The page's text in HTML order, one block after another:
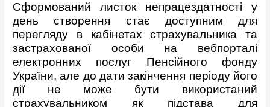
Сформований листок непрацездатності у
день створення стає доступним для
перегляду в кабінетах страхувальника та
застрахованої особи на вебпорталі
електронних послуг Пенсійного фонду
України, але до дати закінчення періоду його
дії не може бути використаний
страхувальником як підстава для